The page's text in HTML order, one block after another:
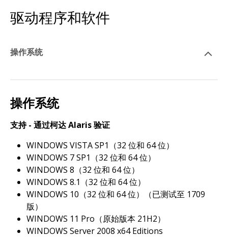
驱动程序和软件
操作系统
操作系统
支持 - 通过柯达 Alaris 验证
WINDOWS VISTA SP1（32 位和 64 位）
WINDOWS 7 SP1（32 位和 64 位）
WINDOWS 8（32 位和 64 位）
WINDOWS 8.1（32 位和 64 位）
WINDOWS 10（32 位和 64 位）（已测试至 1709
版）
WINDOWS 11 Pro（原始版本 21H2）
WINDOWS Server 2008 x64 Editions